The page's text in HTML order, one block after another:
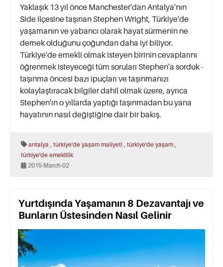
Yaklaşık 13 yıl önce Manchester'dan Antalya'nın
Side ilçesine taşınan Stephen Wright, Türkiye'de
yaşamanın ve yabancı olarak hayat sürmenin ne
demek olduğunu çoğundan daha iyi biliyor.
Türkiye'de emekli olmak isteyen birinin cevaplarını
öğrenmek isteyeceği tüm soruları Stephen'a sorduk -
taşınma öncesi bazı ipuçları ve taşınmanızı
kolaylaştıracak bilgiler dahil olmak üzere, ayrıca
Stephen'ın o yıllarda yaptığı taşınmadan bu yana
hayatının nasıl değiştiğine dair bir bakış.
antalya türkiye'de yaşam maliyeti türkiye'de yaşam
türkiye'de emeklilik
2015-March-02
Yurtdışında Yaşamanın 8 Dezavantajı ve
Bunların Üstesinden Nasıl Gelinir